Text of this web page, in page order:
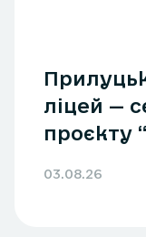
ліцей —
проєкту
03.08.26